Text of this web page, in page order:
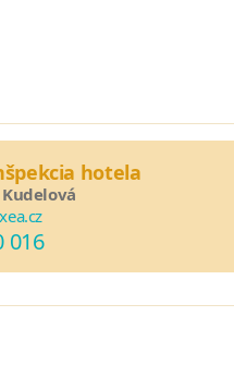
hotela
016